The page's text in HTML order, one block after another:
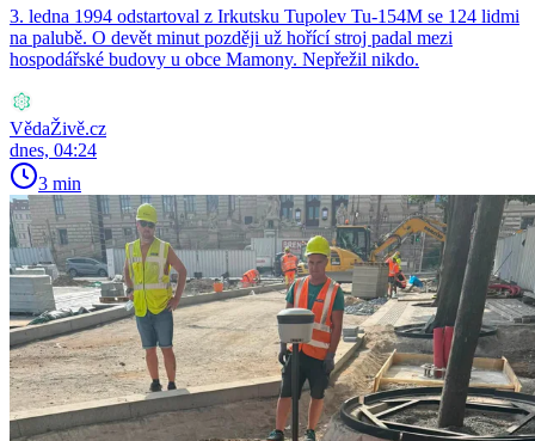
3. ledna 1994 odstartoval z Irkutsku Tupolev Tu-154M se 124 lidmi
na palubě. O devět minut později už hořící stroj padal mezi
hospodářské budovy u obce Mamony. Nepřežil nikdo.
VědaŽivě.cz
dnes, 04:24
3 min